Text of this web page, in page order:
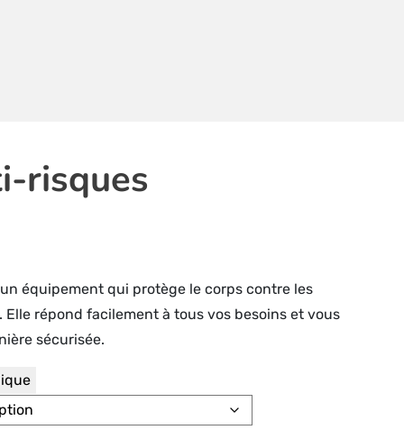
risques
équipement qui protège le corps contre les
répond facilement à tous vos besoins et vous
sécurisée.